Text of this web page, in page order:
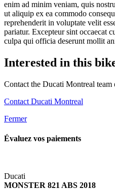
enim ad minim veniam, quis
ut aliquip ex ea commodo
reprehenderit in voluptate velit
pariatur. Excepteur sint occaecat
culpa qui officia deserunt mollit
Interested in this
Contact the Ducati Montreal team
Contact Ducati Montreal
Fermer
Évaluez vos paiements
Ducati
MONSTER 821 ABS 2018